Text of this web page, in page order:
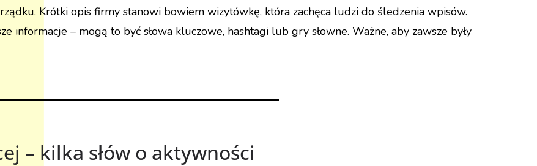
Krótki opis firmy stanowi bowiem wizytówkę, która zachęca ludzi do śledzenia wpisów.
informacje – mogą to być słowa kluczowe, hashtagi lub gry słowne. Ważne, aby zawsze były
– kilka słów o aktywności